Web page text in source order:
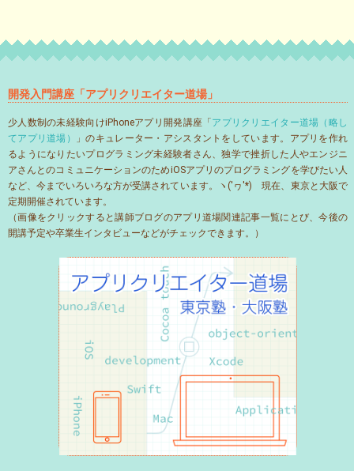
開発入門講座「アプリクリエイター道場」
少人数制の未経験向けiPhoneアプリ開発講座「アプリクリエイター道場（略し
てアプリ道場）
」のキュレーター・アシスタントをしています。アプリを作れ
るようになりたいプログラミング未経験者さん、独学で挫折した人やエンジニ
アさんとのコミュニケーションのためiOSアプリのプログラミングを学びたい人
など、今までいろいろな方が受講されています。ヽ('ヮ'*)ゝ現在、東京と大阪で
定期開催されています。
（画像をクリックすると講師ブログのアプリ道場関連記事一覧にとび、今後の
開講予定や卒業生インタビューなどがチェックできます。）